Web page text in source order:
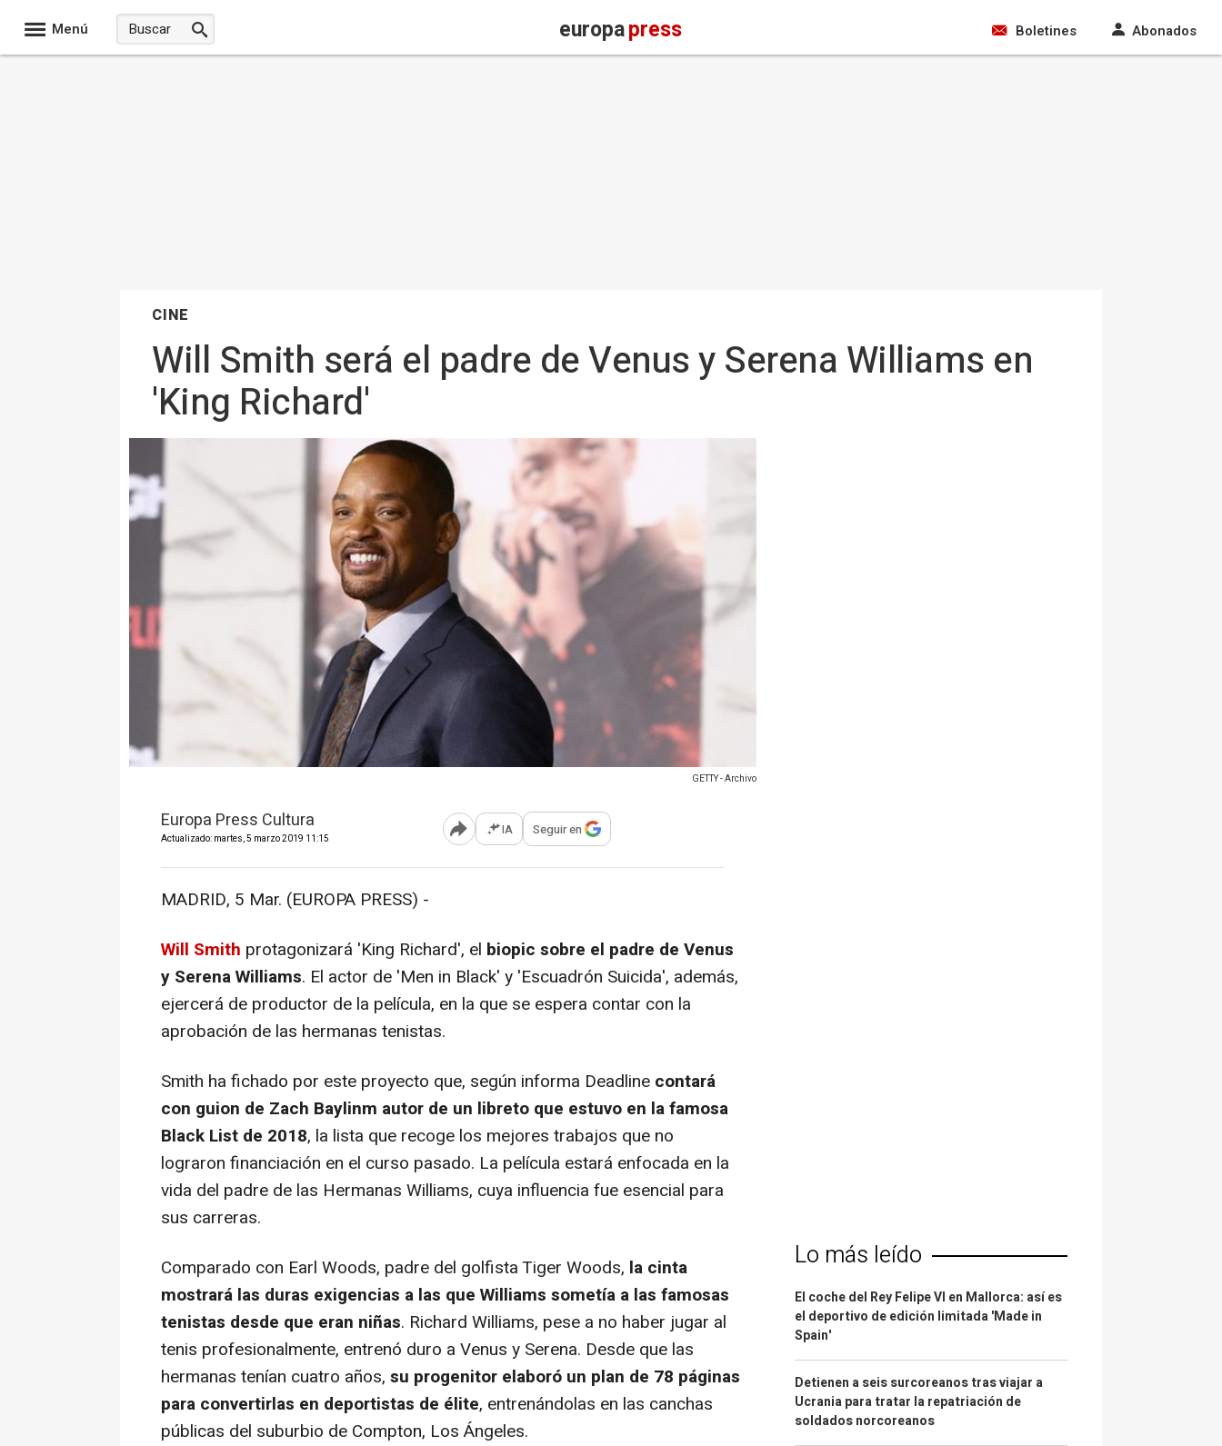
Menú europapress Boletines Abonados
CINE
Will Smith será el padre de Venus y Serena Williams en
'King Richard'
GETTY - Archivo
Europa Press Cultura
Actualizado: martes, 5 marzo 2019 11:15 Abrir opciones para compartir
IA Seguir en
MADRID, 5 Mar. (EUROPA PRESS) -
Will Smith protagonizará 'King Richard', el biopic sobre el padre de Venus
y Serena Williams. El actor de 'Men in Black' y 'Escuadrón Suicida', además,
ejercerá de productor de la película, en la que se espera contar con la
aprobación de las hermanas tenistas.
Smith ha fichado por este proyecto que, según informa Deadline contará
con guion de Zach Baylinm autor de un libreto que estuvo en la famosa
Black List de 2018, la lista que recoge los mejores trabajos que no
lograron financiación en el curso pasado. La película estará enfocada en la
vida del padre de las Hermanas Williams, cuya influencia fue esencial para
sus carreras.
Comparado con Earl Woods, padre del golfista Tiger Woods, la cinta
mostrará las duras exigencias a las que Williams sometía a las famosas
tenistas desde que eran niñas. Richard Williams, pese a no haber jugar al
tenis profesionalmente, entrenó duro a Venus y Serena. Desde que las
hermanas tenían cuatro años, su progenitor elaboró un plan de 78 páginas
para convertirlas en deportistas de élite, entrenándolas en las canchas
públicas del suburbio de Compton, Los Ángeles.
Lo más leído
El coche del Rey Felipe VI en Mallorca: así es
el deportivo de edición limitada 'Made in
Spain'
Detienen a seis surcoreanos tras viajar a
Ucrania para tratar la repatriación de
soldados norcoreanos